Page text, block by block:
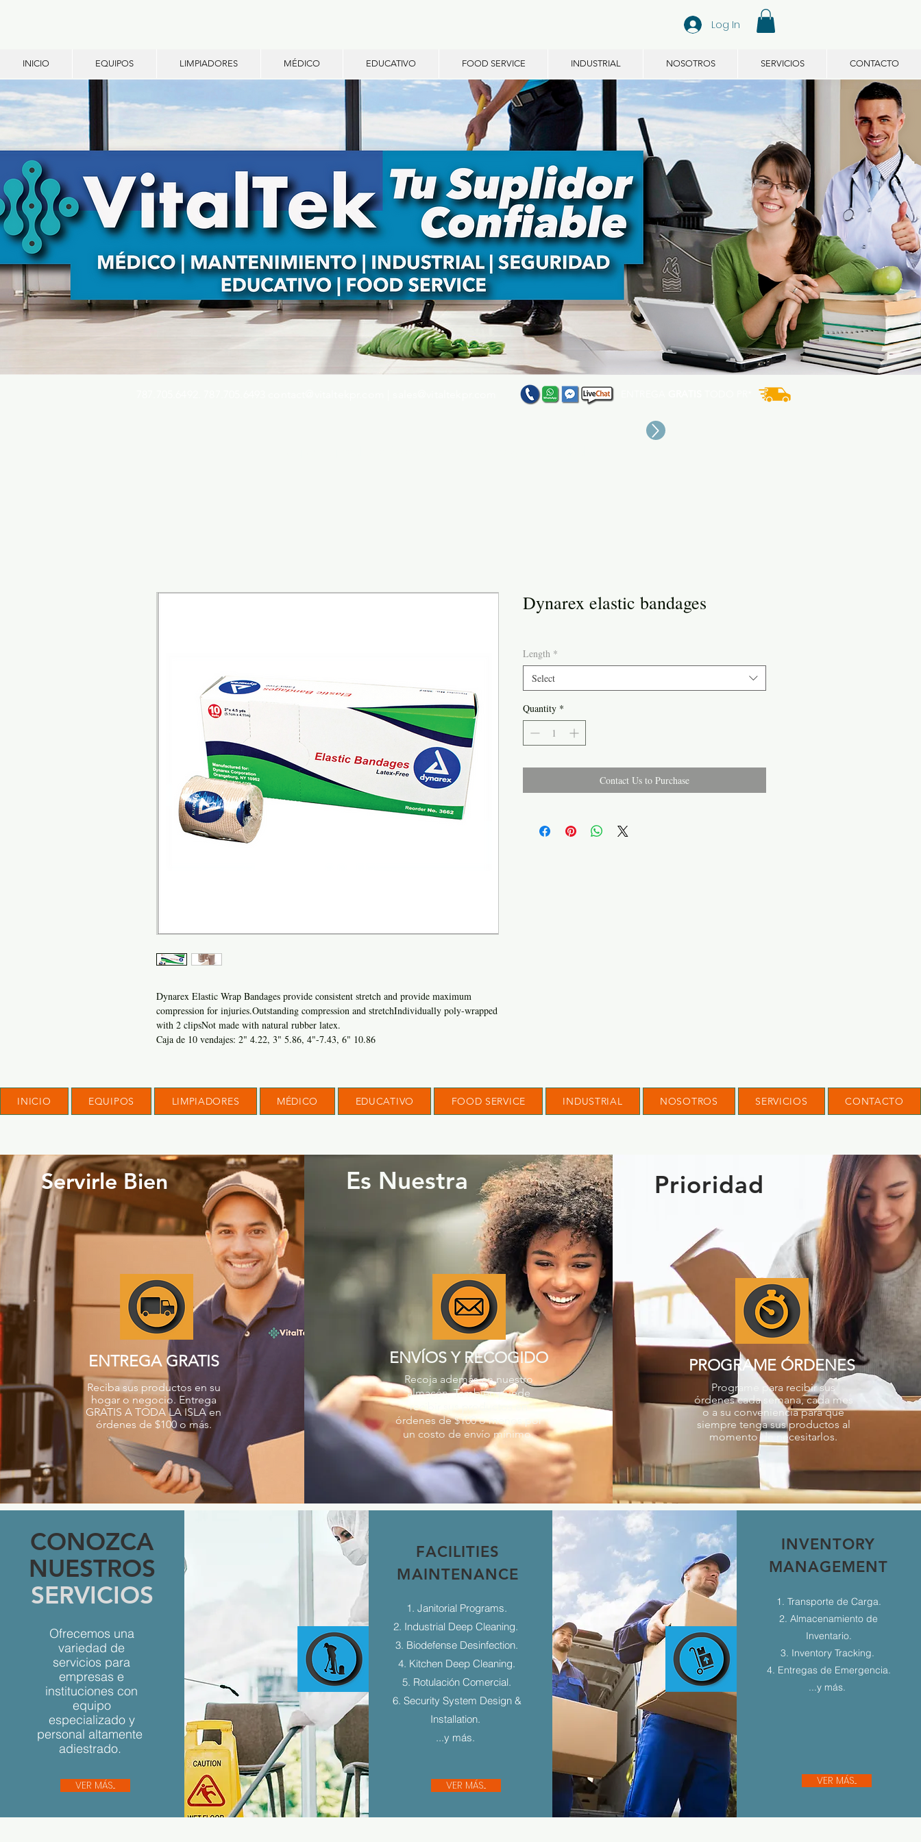
Log In
INICIO EQUIPOS LIMPIADORES MÉDICO EDUCATIVO FOOD SERVICE INDUSTRIAL NOSOTROS SERVICIOS CONTACTO
Dynarex Elastic Wrap Bandages provide consistent stretch and provide maximum
compression for injuries.Outstanding compression and stretchIndividually poly-wrapped
with 2 clipsNot made with natural rubber latex.
Caja de 10 vendajes: 2" 4.22, 3" 5.86, 4"-7.43, 6" 10.86
Dynarex elastic bandages
Length *
Select
Quantity *
Contact Us to Purchase
INICIO EQUIPOS LIMPIADORES MÉDICO EDUCATIVO FOOD SERVICE INDUSTRIAL NOSOTROS SERVICIOS CONTACTO
Servirle Bien
ENTREGA GRATIS
Reciba sus productos en su
hogar o negocio. Entrega
GRATIS A TODA LA ISLA en
órdenes de $100 o más.
Es Nuestra
ENVÍOS Y RECOGIDO
Recoja además en nuestro
almacén. También puede
recibir sus productos en
órdenes de $100 o menos por
un costo de envío mínimo.
Prioridad
PROGRAME ÓRDENES
Programe para recibir sus
órdenes cada semana, cada mes
o a su conveniencia para que
siempre tenga sus productos al
momento de necesitarlos.
CONOZCA
NUESTROS
SERVICIOS
Ofrecemos una
variedad de
servicios para
empresas e
instituciones con
equipo
especializado y
personal altamente
adiestrado.
VER MÁS...
FACILITIES
MAINTENANCE
1. Janitorial Programs.
2. Industrial Deep Cleaning.
3. Biodefense Desinfection.
4. Kitchen Deep Cleaning.
5. Rotulación Comercial.
6. Security System Design &
Installation.
...y más.
VER MÁS...
INVENTORY
MANAGEMENT
1. Transporte de Carga.
2. Almacenamiento de
Inventario.
3. Inventory Tracking.
4. Entregas de Emergencia.
...y más.
VER MÁS...